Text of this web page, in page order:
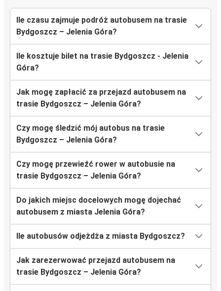
Ile czasu zajmuje podróż autobusem na trasie
Bydgoszcz – Jelenia Góra?
Ile kosztuje bilet na trasie Bydgoszcz - Jelenia
Góra?
Jak mogę zapłacić za przejazd autobusem na
trasie Bydgoszcz – Jelenia Góra?
Czy mogę śledzić mój autobus na trasie
Bydgoszcz – Jelenia Góra?
Czy mogę przewieźć rower w autobusie na
trasie Bydgoszcz – Jelenia Góra?
Do jakich miejsc docelowych mogę dojechać
autobusem z miasta Jelenia Góra?
Ile autobusów odjeżdża z miasta Bydgoszcz?
Jak zarezerwować przejazd autobusem na
trasie Bydgoszcz – Jelenia Góra?